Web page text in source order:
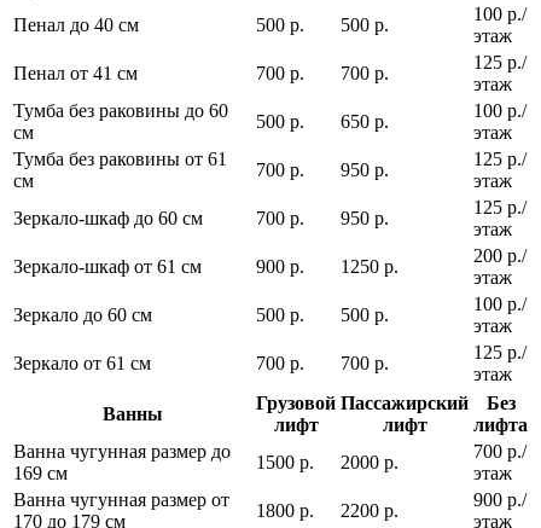
Пенал до 40 см 500 р. 500 р.
100 р./
этаж
Пенал от 41 см
700 р. 700 р.
125 р./
этаж
Тумба без раковины до 60
см
500 р. 650 р.
100 р./
этаж
Тумба без раковины от 61
см
700 р. 950 р.
125 р./
этаж
Зеркало-шкаф до 60 см
700 р. 950 р.
125 р./
этаж
Зеркало-шкаф от 61 см
900 р. 1250 р.
200 р./
этаж
Зеркало до 60 см
500 р. 500 р.
100 р./
этаж
Зеркало от 61 см
700 р. 700 р.
125 р./
этаж
Ванны
Грузовой
лифт
Пассажирский
лифт
Без
лифта
Ванна чугунная размер до
169 см
1500 р. 2000 р.
700 р./
этаж
Ванна чугунная размер от
170 до 179 см
1800 р. 2200 р.
900 р./
этаж